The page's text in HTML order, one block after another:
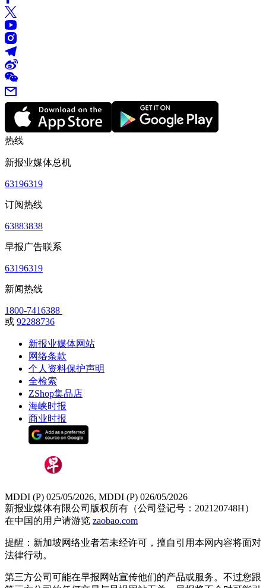
热线
新报业媒体总机
63196319
订阅热线
63883838
早报广告联系
63196319
新闻热线
1800-7416388
或 92288736
新报业媒体网站
网络条款
个人资料保护声明
全检索
ZShop集品店
海峡时报
商业时报
MDDI (P) 025/05/2026, MDDI (P) 026/05/2026
新报业媒体有限公司版权所有（公司登记号：202120748H）
在中国的用户请游览 zaobao.com
提醒：新加坡网络业者若未经许可，擅自引用本网内容将面对
法律行动。
第三方公司可能在早报网站宣传他们的产品或服务。不过您跟